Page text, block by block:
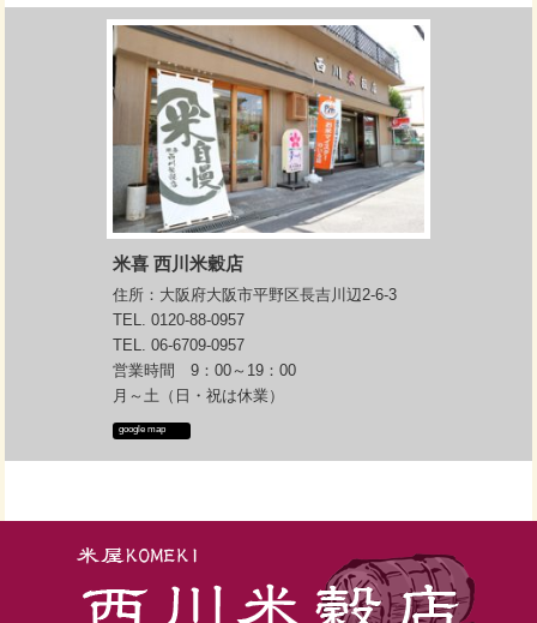
レシピをお付けしてご説明させてい
安心して召し上がっていただけるよ
ネオニコ系農薬不使用のお米を玄米
しておりますので
その点でもご安心ください
男性の方・子どもさんは
なかなか玄米に抵抗あるかも知れま
体の中のお掃除してくれるお米だと
いかに大切かお分かりいただけたか
免疫力も高めてくれる「玄米」こそ
今一度見直してみるお米だと私は思
初心者の方向け
米喜 西川米穀店
住所：大阪府大阪市平野区長吉川辺2-6-3
TEL. 0120-88-0957
TEL. 06-6709-0957
営業時間 9：00～19：00
月～土（日・祝は休業）
google map